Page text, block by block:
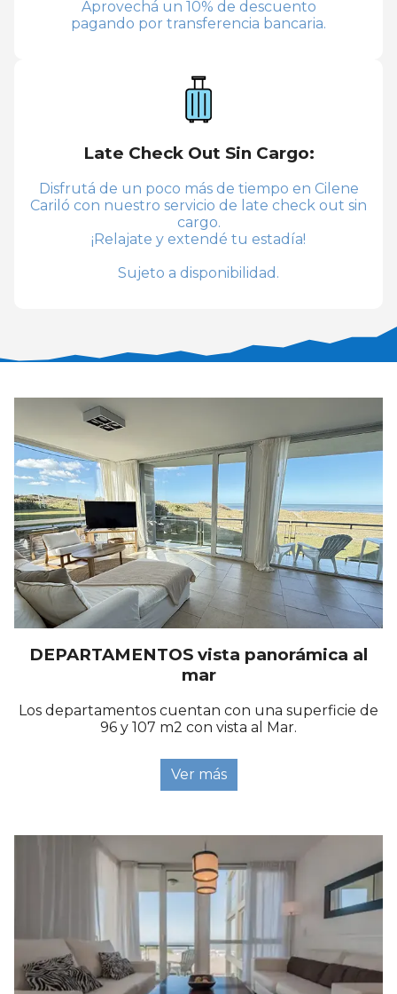
Aprovechá un 10% de descuento
pagando por transferencia bancaria.
Late Check Out Sin Cargo:
Disfrutá de un poco más de tiempo en Cilene
Cariló con nuestro servicio de late check out sin
cargo.
¡Relajate y extendé tu estadía!
Sujeto a disponibilidad.
DEPARTAMENTOS vista panorámica al
mar
Los departamentos cuentan con una superficie de
96 y 107 m2 con vista al Mar.
Ver más